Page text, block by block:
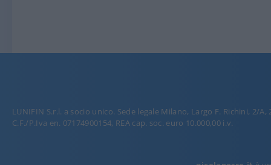
LUNIFIN S.r.l. a socio unico. Sede legale Milano, Largo F. Richini, 2/A,
C.F./P.Iva en. 07174900154, REA cap. soc. euro 10.000,00 i.v.